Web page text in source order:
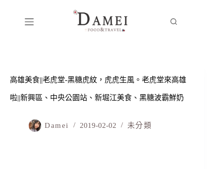
高雄美食||老虎堂-黑糖虎紋，虎虎生風。老虎堂來高雄
啦||新興區、中央公園站、新堀江美食、黑糖波霸鮮奶
Damei 2019-02-02 未分類